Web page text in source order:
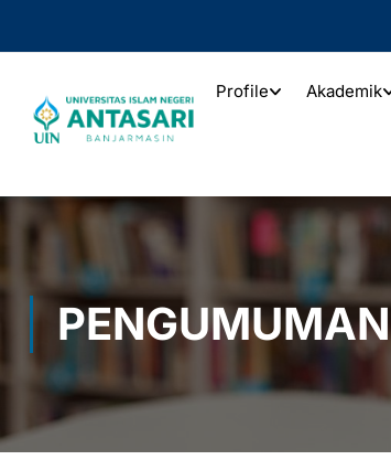
Profile Akademik
PENGUMUMAN